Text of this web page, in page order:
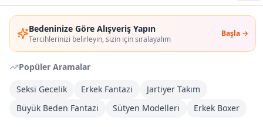
Bedeninize Göre Alışveriş Yapın
Tercihlerinizi belirleyin, sizin için sıralayalım
Başla →
Popüler Aramalar
Seksi Gecelik
Erkek Fantazi
Jartiyer Takım
Büyük Beden Fantazi
Sütyen Modelleri Erkek Boxer
Giriş Yap
Üye Ol
Sepete Ekle
Şimdi Al
DHL Kargoya Teslim